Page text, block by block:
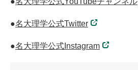
●名大理学公式Twitter
●名大理学公式Instagram